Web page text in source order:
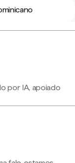
por IA, apoiado